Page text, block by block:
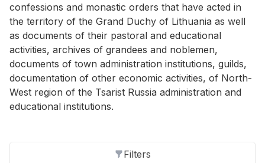
confessions and monastic orders that have acted in
the territory of the Grand Duchy of Lithuania as well
as documents of their pastoral and educational
activities, archives of grandees and noblemen,
documents of town administration institutions, guilds,
documentation of other economic activities, of North-
West region of the Tsarist Russia administration and
educational institutions.
Filters